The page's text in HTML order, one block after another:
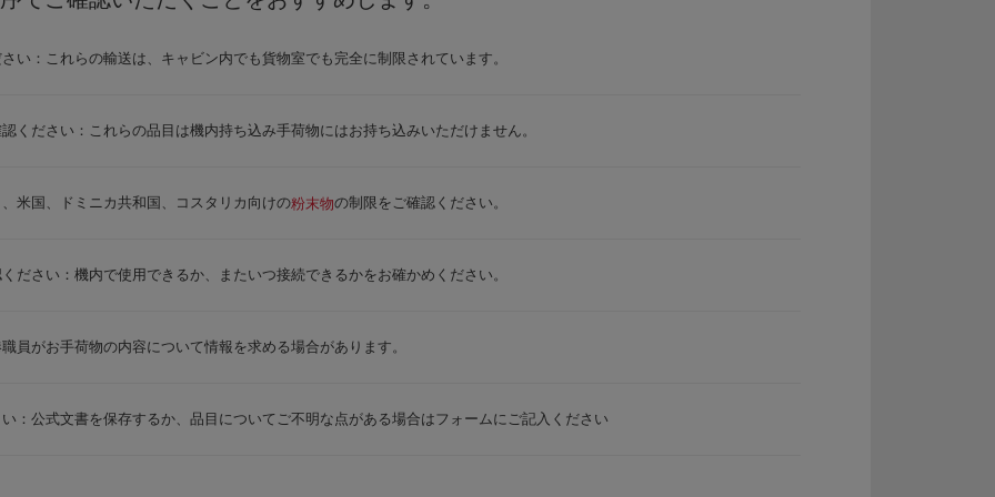
い：これらの輸送は、キャビン内でも貨物室でも完全に制限されています。
ください：これらの品目は機内持ち込み手荷物にはお持ち込みいただけません。
米国、ドミニカ共和国、コスタリカ向けの粉末物の制限をご確認ください。
ださい：機内で使用できるか、またいつ接続できるかをお確かめください。
員がお手荷物の内容について情報を求める場合があります。
：公式文書を保存するか、品目についてご不明な点がある場合はフォームにご記入ください